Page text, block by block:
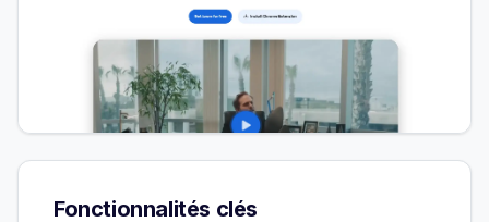
Fonctionnalités clés